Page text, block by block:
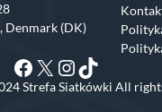
Denmark (DK)
Facebook
X Instagram
TikTok
Strefa Siatkówki All